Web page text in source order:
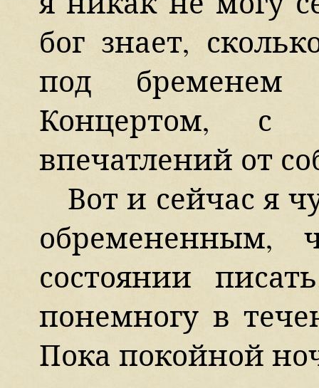
бог знает,
под бременем
Концертом, с
впечатлений от
Вот и сейчас я
обремененным,
состоянии
понемногу в
Пока покойной